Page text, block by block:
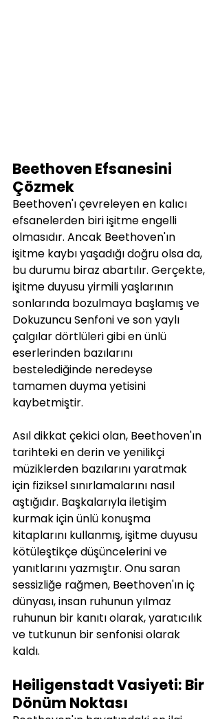
Beethoven Efsanesini
Çözmek
Beethoven'ı çevreleyen en kalıcı
efsanelerden biri işitme engelli
olmasıdır. Ancak Beethoven'ın
işitme kaybı yaşadığı doğru olsa da,
bu durumu biraz abartılır. Gerçekte,
işitme duyusu yirmili yaşlarının
sonlarında bozulmaya başlamış ve
Dokuzuncu Senfoni ve son yaylı
çalgılar dörtlüleri gibi en ünlü
eserlerinden bazılarını
bestelediğinde neredeyse
tamamen duyma yetisini
kaybetmiştir.
Asıl dikkat çekici olan, Beethoven'ın
tarihteki en derin ve yenilikçi
müziklerden bazılarını yaratmak
için fiziksel sınırlamalarını nasıl
aştığıdır. Başkalarıyla iletişim
kurmak için ünlü konuşma
kitaplarını kullanmış, işitme duyusu
kötüleştikçe düşüncelerini ve
yanıtlarını yazmıştır. Onu saran
sessizliğe rağmen, Beethoven'ın iç
dünyası, insan ruhunun yılmaz
ruhunun bir kanıtı olarak, yaratıcılık
ve tutkunun bir senfonisi olarak
kaldı.
Heiligenstadt Vasiyeti: Bir
Dönüm Noktası